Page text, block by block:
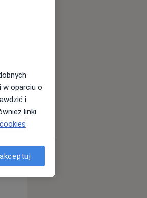
Czw,
13 Sie
w oparciu o
i
linki